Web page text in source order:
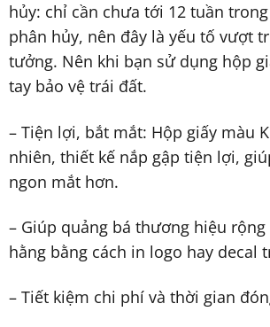
hủy: chỉ cần chưa tới 12 tuần
phân hủy, nên đây là yếu tố vượt
tưởng. Nên khi bạn sử dụng hộp
tay bảo vệ trái đất.
– Tiện lợi, bắt mắt: Hộp giấy màu
nhiên, thiết kế nắp gập tiện lợi,
ngon mắt hơn.
– Giúp quảng bá thương hiệu
hằng bằng cách in logo hay decal
– Tiết kiệm chi phí và thời gian